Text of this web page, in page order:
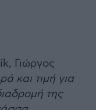
Γιώργος
και τιμή για
της